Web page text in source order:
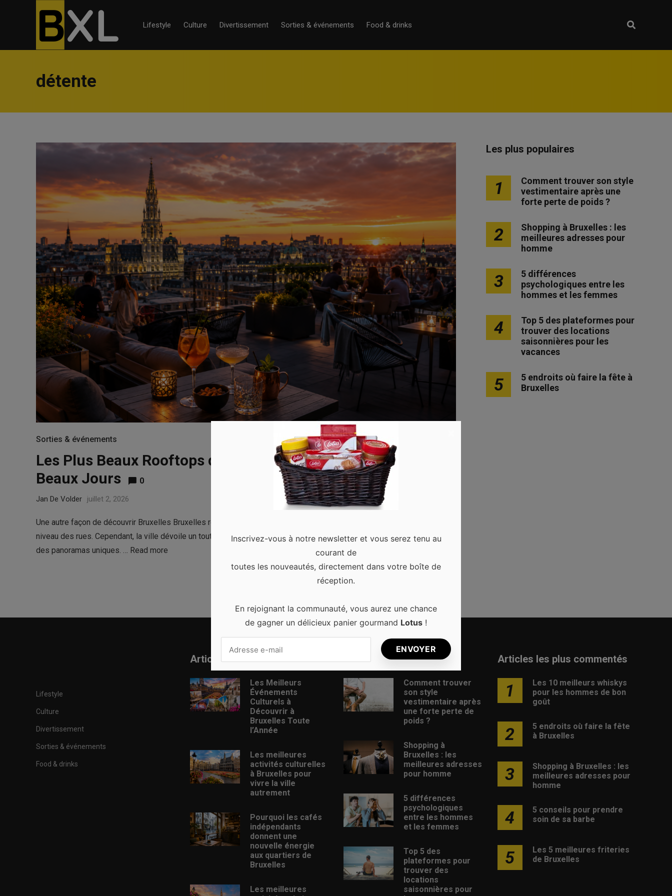
Lifestyle Culture Divertissement Sorties & événements Food & drinks
détente
Sorties & événements
Les Plus Beaux Rooftops de Bruxelles pour Profiter des
Beaux Jours
0
Jan De Volder juillet 2, 2026
Une autre façon de découvrir Bruxelles Bruxelles réserve bien des surprises. Pourtant, beaucoup de visiteurs restent au
niveau des rues. Cependant, la ville dévoile un tout autre visage lorsque l’on prend de la hauteur. Les rooftops offrent
des panoramas uniques. … Read more
Les plus populaires
1
Comment trouver son style
vestimentaire après une
forte perte de poids ?
2
Shopping à Bruxelles : les
meilleures adresses pour
homme
3
5 différences
psychologiques entre les
hommes et les femmes
4
Top 5 des plateformes pour
trouver des locations
saisonnières pour les
vacances
5
5 endroits où faire la fête à
Bruxelles
Lifestyle
Culture
Divertissement
Sorties & événements
Food & drinks
Articles récents
Les Meilleurs
Événements
Culturels à
Découvrir à
Bruxelles Toute
l’Année
Les meilleures
activités culturelles
à Bruxelles pour
vivre la ville
autrement
Pourquoi les cafés
indépendants
donnent une
nouvelle énergie
aux quartiers de
Bruxelles
Les meilleures
Articles populaires
Comment trouver
son style
vestimentaire après
une forte perte de
poids ?
Shopping à
Bruxelles : les
meilleures adresses
pour homme
5 différences
psychologiques
entre les hommes
et les femmes
Top 5 des
plateformes pour
trouver des
locations
saisonnières pour
Articles les plus commentés
1
Les 10 meilleurs whiskys
pour les hommes de bon
goût
2
5 endroits où faire la fête
à Bruxelles
3
Shopping à Bruxelles : les
meilleures adresses pour
homme
4
5 conseils pour prendre
soin de sa barbe
5
Les 5 meilleures friteries
de Bruxelles
Inscrivez-vous à notre newsletter et vous serez tenu au
courant de
toutes les nouveautés, directement dans votre boîte de
réception.
En rejoignant la communauté, vous aurez une chance
de gagner un délicieux panier gourmand Lotus !